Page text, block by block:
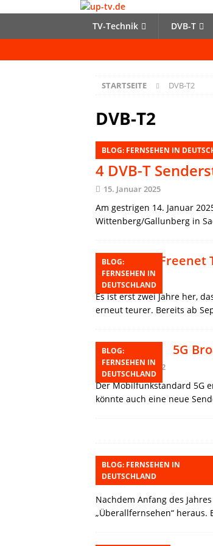
TV-Technik DVB-T
STARTSEITE DVB-T2
DVB-T2
BLOG: FERNSEHEN IN
4 DVB-T
15. Januar 2025
Am gestrigen 14. Januar
Wittenberg/Gallunberg in
BLOG:
FERNSEHEN IN
DEUTSCHLAND
Freenet
5. August 2022
Es ist erst zwei Jahre her,
erneut teurer. Bereits ab
BLOG:
FERNSEHEN IN
DEUTSCHLAND
5G
28. Februar 2022
Der Mobilfunkstandard 5G
könnte auch eine neue
BLOG: FERNSEHEN IN
DEUTSCHLAND
Nachdem Anfang des
„Überallfernsehen“